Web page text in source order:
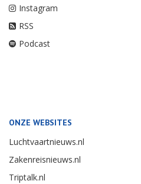
Instagram
RSS
Podcast
ONZE WEBSITES
Luchtvaartnieuws.nl
Zakenreisnieuws.nl
Triptalk.nl